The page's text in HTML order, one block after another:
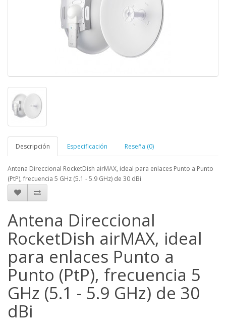
Descripción Especificación Reseña (0)
Antena Direccional RocketDish airMAX, ideal para enlaces Punto a Punto
(PtP), frecuencia 5 GHz (5.1 - 5.9 GHz) de 30 dBi
Antena Direccional
RocketDish airMAX, ideal
para enlaces Punto a
Punto (PtP), frecuencia 5
GHz (5.1 - 5.9 GHz) de 30
dBi